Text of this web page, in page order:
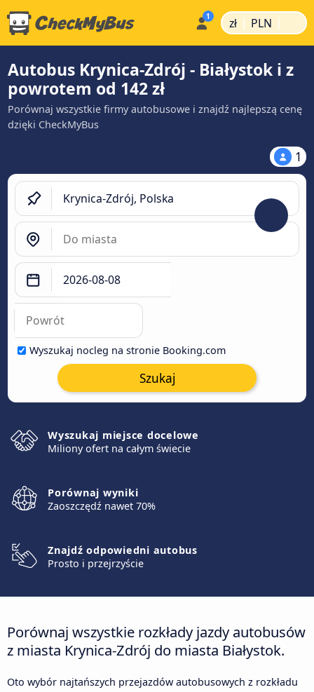
zł | PLN |
Autobus Krynica-Zdrój - Białystok i z
powrotem od 142 zł
Porównaj wszystkie firmy autobusowe i znajdź najlepszą cenę
dzięki CheckMyBus
1
Wyszukaj nocleg na stronie Booking.com
Szukaj
Wyszukaj miejsce docelowe
Miliony ofert na całym świecie
Porównaj wyniki
Zaoszczędź nawet 70%
Znajdź odpowiedni autobus
Prosto i przejrzyście
Porównaj wszystkie rozkłady jazdy autobusów
z miasta Krynica-Zdrój do miasta Białystok.
Oto wybór najtańszych przejazdów autobusowych z rozkładu